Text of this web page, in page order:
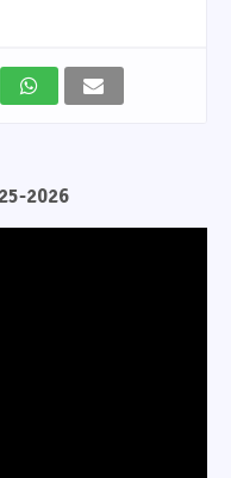
2026